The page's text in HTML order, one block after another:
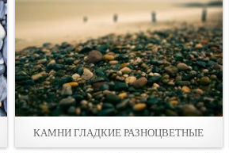
КАМНИ ГЛАДКИЕ РАЗНОЦВЕТНЫЕ